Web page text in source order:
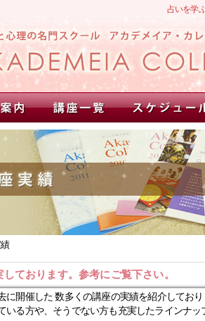
占いを学
ております。参考にご覧下さい。
に開催した 数多くの講座の実績を紹介してお
いる方や、そうでない方も充実したラインナッ